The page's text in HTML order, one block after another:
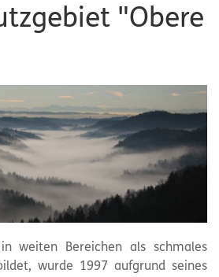
"Obere
weiten Bereichen als schmales
wurde 1997 aufgrund seines